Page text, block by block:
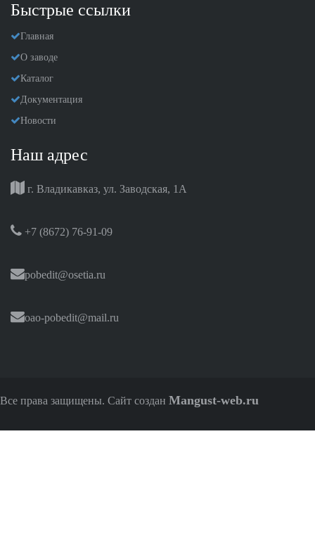
Быстрые ссылки
Главная
О заводе
Каталог
Документация
Новости
Наш адрес
г. Владикавказ, ул. Заводская, 1А
+7 (8672) 76-91-09
pobedit@osetia.ru
oao-pobedit@mail.ru
Все права защищены. Сайт создан Mangust-web.ru